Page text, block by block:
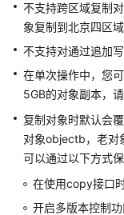
践
API
参
考
使
用
前
读
不支持跨区域复制
象复制到北京四区域
不支持对通过追加
在单次操作中，您
5GB的对象副本，
复制对象时默认会
对象objectb，老对
可以通过以下方式保
在使用copy接口
开启多版本控制